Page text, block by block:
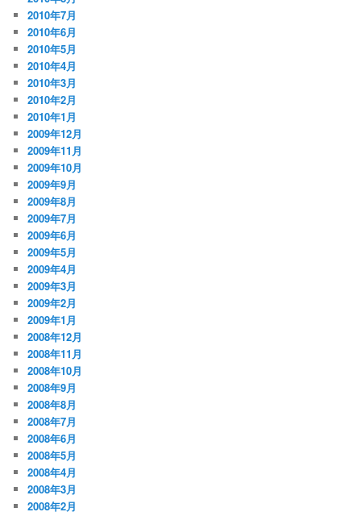
2010年7月
2010年6月
2010年5月
2010年4月
2010年3月
2010年2月
2010年1月
2009年12月
2009年11月
2009年10月
2009年9月
2009年8月
2009年7月
2009年6月
2009年5月
2009年4月
2009年3月
2009年2月
2009年1月
2008年12月
2008年11月
2008年10月
2008年9月
2008年8月
2008年7月
2008年6月
2008年5月
2008年4月
2008年3月
2008年2月